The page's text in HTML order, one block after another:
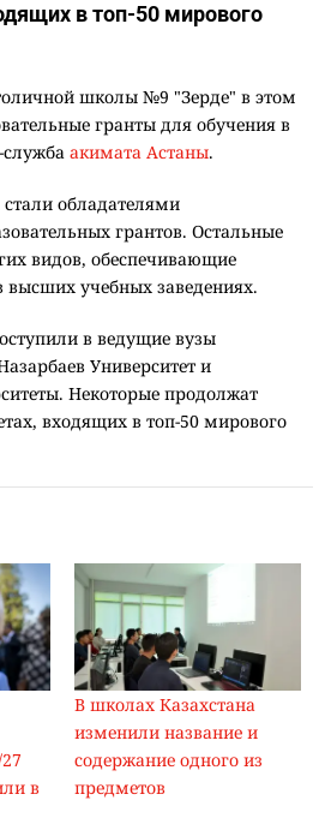
в топ-50 мирового
школы №9 "Зерде" в этом
гранты для обучения в
служба акимата Астаны.
обладателями
грантов. Остальные
видов, обеспечивающие
высших учебных заведениях.
в ведущие вузы
Университет и
Некоторые продолжат
входящих в топ-50 мирового
в
В школах Казахстана
изменили название и
содержание одного из
предметов